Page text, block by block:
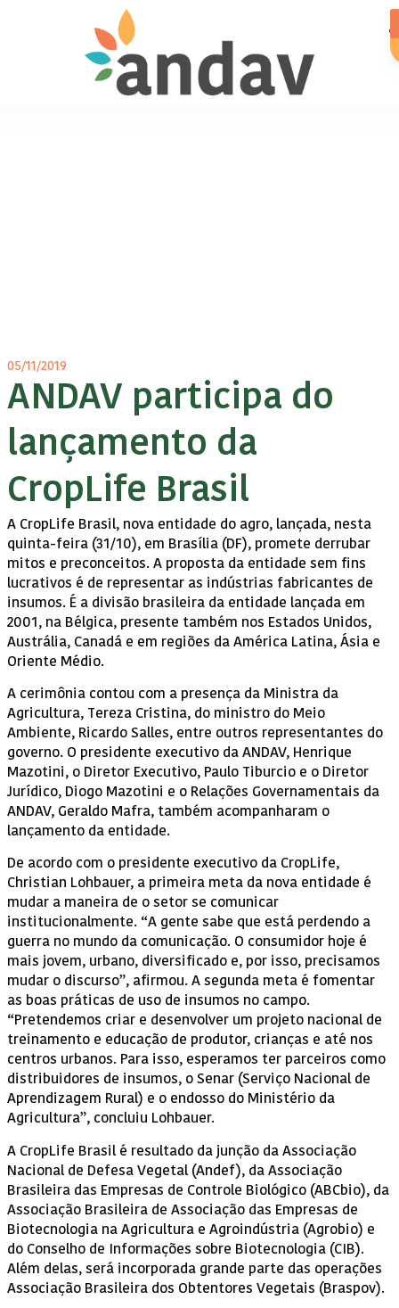
05/11/2019
ANDAV participa do
lançamento da
CropLife Brasil
A CropLife Brasil, nova entidade do agro, lançada, nesta
quinta-feira (31/10), em Brasília (DF), promete derrubar
mitos e preconceitos. A proposta da entidade sem fins
lucrativos é de representar as indústrias fabricantes de
insumos. É a divisão brasileira da entidade lançada em
2001, na Bélgica, presente também nos Estados Unidos,
Austrália, Canadá e em regiões da América Latina, Ásia e
Oriente Médio.
A cerimônia contou com a presença da Ministra da
Agricultura, Tereza Cristina, do ministro do Meio
Ambiente, Ricardo Salles, entre outros representantes do
governo. O presidente executivo da ANDAV, Henrique
Mazotini, o Diretor Executivo, Paulo Tiburcio e o Diretor
Jurídico, Diogo Mazotini e o Relações Governamentais da
ANDAV, Geraldo Mafra, também acompanharam o
lançamento da entidade.
De acordo com o presidente executivo da CropLife,
Christian Lohbauer, a primeira meta da nova entidade é
mudar a maneira de o setor se comunicar
institucionalmente. “A gente sabe que está perdendo a
guerra no mundo da comunicação. O consumidor hoje é
mais jovem, urbano, diversificado e, por isso, precisamos
mudar o discurso”, afirmou. A segunda meta é fomentar
as boas práticas de uso de insumos no campo.
“Pretendemos criar e desenvolver um projeto nacional de
treinamento e educação de produtor, crianças e até nos
centros urbanos. Para isso, esperamos ter parceiros como
distribuidores de insumos, o Senar (Serviço Nacional de
Aprendizagem Rural) e o endosso do Ministério da
Agricultura”, concluiu Lohbauer.
A CropLife Brasil é resultado da junção da Associação
Nacional de Defesa Vegetal (Andef), da Associação
Brasileira das Empresas de Controle Biológico (ABCbio), da
Associação Brasileira de Associação das Empresas de
Biotecnologia na Agricultura e Agroindústria (Agrobio) e
do Conselho de Informações sobre Biotecnologia (CIB).
Além delas, será incorporada grande parte das operações
Associação Brasileira dos Obtentores Vegetais (Braspov).